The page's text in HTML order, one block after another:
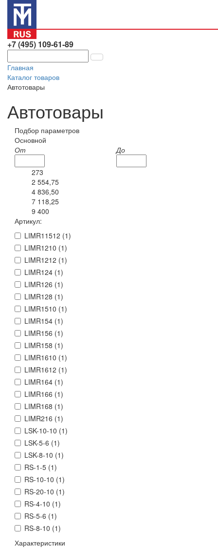
+7 (495) 109-61-89
Главная
Каталог товаров
Автотовары
Автотовары
Подбор параметров
Основной
От
До
273
2 554,75
4 836,50
7 118,25
9 400
Артикул:
LIMR11512 (1)
LIMR1210 (1)
LIMR1212 (1)
LIMR124 (1)
LIMR126 (1)
LIMR128 (1)
LIMR1510 (1)
LIMR154 (1)
LIMR156 (1)
LIMR158 (1)
LIMR1610 (1)
LIMR1612 (1)
LIMR164 (1)
LIMR166 (1)
LIMR168 (1)
LIMR216 (1)
LSK-10-10 (1)
LSK-5-6 (1)
LSK-8-10 (1)
RS-1-5 (1)
RS-10-10 (1)
RS-20-10 (1)
RS-4-10 (1)
RS-5-6 (1)
RS-8-10 (1)
Характеристики